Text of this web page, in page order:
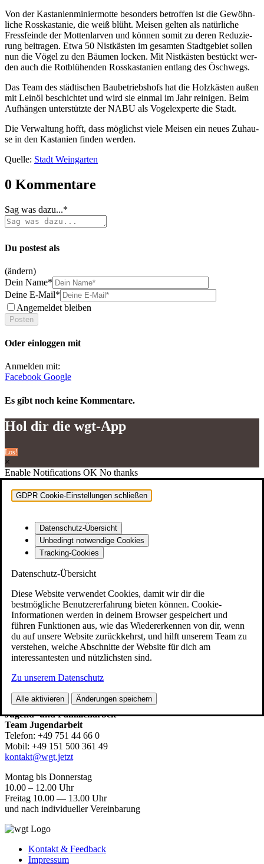
Von der Kas­ta­ni­en­mi­nier­mot­te beson­ders betrof­fen ist die Gewöhn­
li­che Ross­kas­ta­nie, die weiß blüht. Mei­sen gel­ten als natür­li­che
Fress­fein­de der Mot­ten­lar­ven und kön­nen somit zu deren Redu­zie­
rung bei­tra­gen. Etwa 50 Nist­käs­ten im gesam­ten Stadt­ge­biet sol­len
nun die Vögel zu den Bäu­men locken. Mit Nist­käs­ten bestückt wer­
den auch die Rot­blü­hen­den Ross­kas­ta­ni­en ent­lang des Öschwegs.
Das Team des städ­ti­schen Bau­be­triebs­hofs hat die Holz­käs­ten außen
mit Lein­öl beschich­tet und wird sie ein­mal im Jahr rei­ni­gen. Beim
Auf­hän­gen unter­stütz­te der NABU als Vogel­ex­per­te die Stadt.
Die Ver­wal­tung hofft, dass mög­lichst vie­le Mei­sen ein neu­es Zuhau­
se in den Kas­ta­ni­en fin­den werden.
Quel­le: Stadt Wein­gar­ten
0 Kommentare
Sag was dazu...*
Du postest als
(ändern)
Dein Name*
Deine E-Mail*
Angemeldet bleiben
Oder einloggen mit
Anmelden mit:
Facebook Google
Es gibt noch keine Kommentare.
Hol dir die wgt-App
Los!
×
Enable Notifications OK No thanks
GDPR Cookie-Einstellungen schließen
Datenschutz-Übersicht
Unbedingt notwendige Cookies
Tracking-Cookies
Datenschutz-Übersicht
Diese Website verwendet Cookies, damit wir dir die
bestmögliche Benutzererfahrung bieten können. Cookie-
Informationen werden in deinem Browser gespeichert und
führen Funktionen aus, wie das Wiedererkennen von dir, wenn
du auf unsere Website zurückkehrst, und hilft unserem Team zu
verstehen, welche Abschnitte der Website für dich am
interessantesten und nützlichsten sind.
Zu unserem Datenschutz
Alle aktivieren Änderungen speichern
Kon­takt & Feedback
Impres­sum
Spin­Zi­ne
Jugend­li­che und jun­ge Erwachsene
Öff­nungs­zei­ten, Ange­bo­te, Pro­jek­te, Aktio­nen,
Veranstaltungen
Jugend­ge­mein­de­rat
Stadt Wein­gar­ten
Kom­mu­na­le Kinder‑,
Jugend- und Familienarbeit
Team Jugendarbeit
Tele­fon: +49 751 44 66 0
Mobil: +49 151 500 361 49
kontakt@wgt.jetzt
Mon­tag bis Donnerstag
10.00 – 12.00 Uhr
Frei­tag 10.00 — 13.00 Uhr
und nach indi­vi­du­el­ler Vereinbarung
Kon­takt & Feedback
Impres­sum